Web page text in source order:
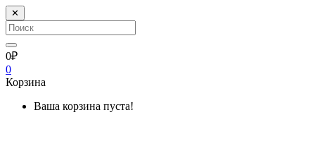
✕
0₽
0
Корзина
Ваша корзина пуста!